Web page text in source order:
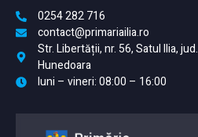
0254 282 716
contact@primariailia.ro
Str. Libertății, nr. 56, Satul Ilia, jud.
Hunedoara
luni – vineri: 08:00 – 16:00